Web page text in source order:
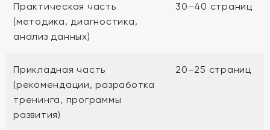
Практическая часть
(методика, диагностика,
анализ данных)
30–40 страниц
Прикладная часть
(рекомендации, разработка
тренинга, программы
развития)
20–25 страниц